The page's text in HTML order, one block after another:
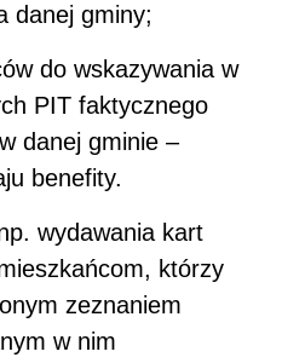
danej gminy;
do wskazywania w
PIT faktycznego
danej gminie –
benefity.
wydawania kart
którzy
zeznaniem
w nim